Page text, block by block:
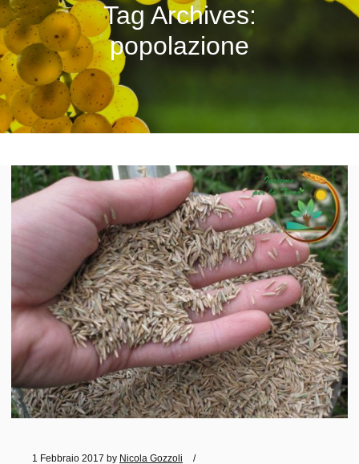
Tag Archives:
popolazione
1 Febbraio 2017 by Nicola Gozzoli